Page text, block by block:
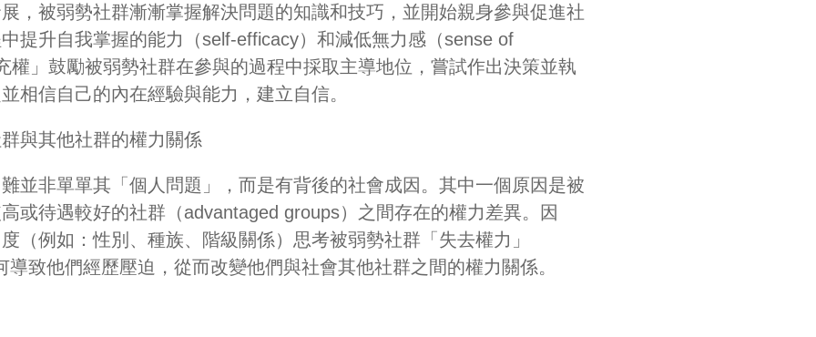
，被弱勢社群漸漸掌握解決問題的知識和技巧，並開始親身參與促進社
提升自我掌握的能力（self-efficacy）和減低無力感（sense of
權」鼓勵被弱勢社群在參與的過程中採取主導地位，嘗試作出決策並執
相信自己的內在經驗與能力，建立自信。
與其他社群的權力關係
並非單單其「個人問題」，而是有背後的社會成因。其中一個原因是被
或待遇較好的社群（advantaged groups）之間存在的權力差異。因
（例如：性別、種族、階級關係）思考被弱勢社群「失去權力」
導致他們經歷壓迫，從而改變他們與社會其他社群之間的權力關係。